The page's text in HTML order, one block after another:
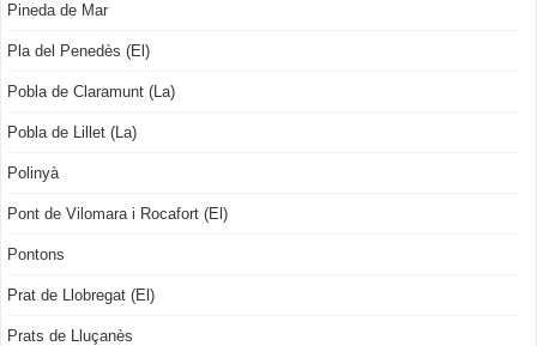
Pineda de Mar
Pla del Penedès (El)
Pobla de Claramunt (La)
Pobla de Lillet (La)
Polinyà
Pont de Vilomara i Rocafort (El)
Pontons
Prat de Llobregat (El)
Prats de Lluçanès